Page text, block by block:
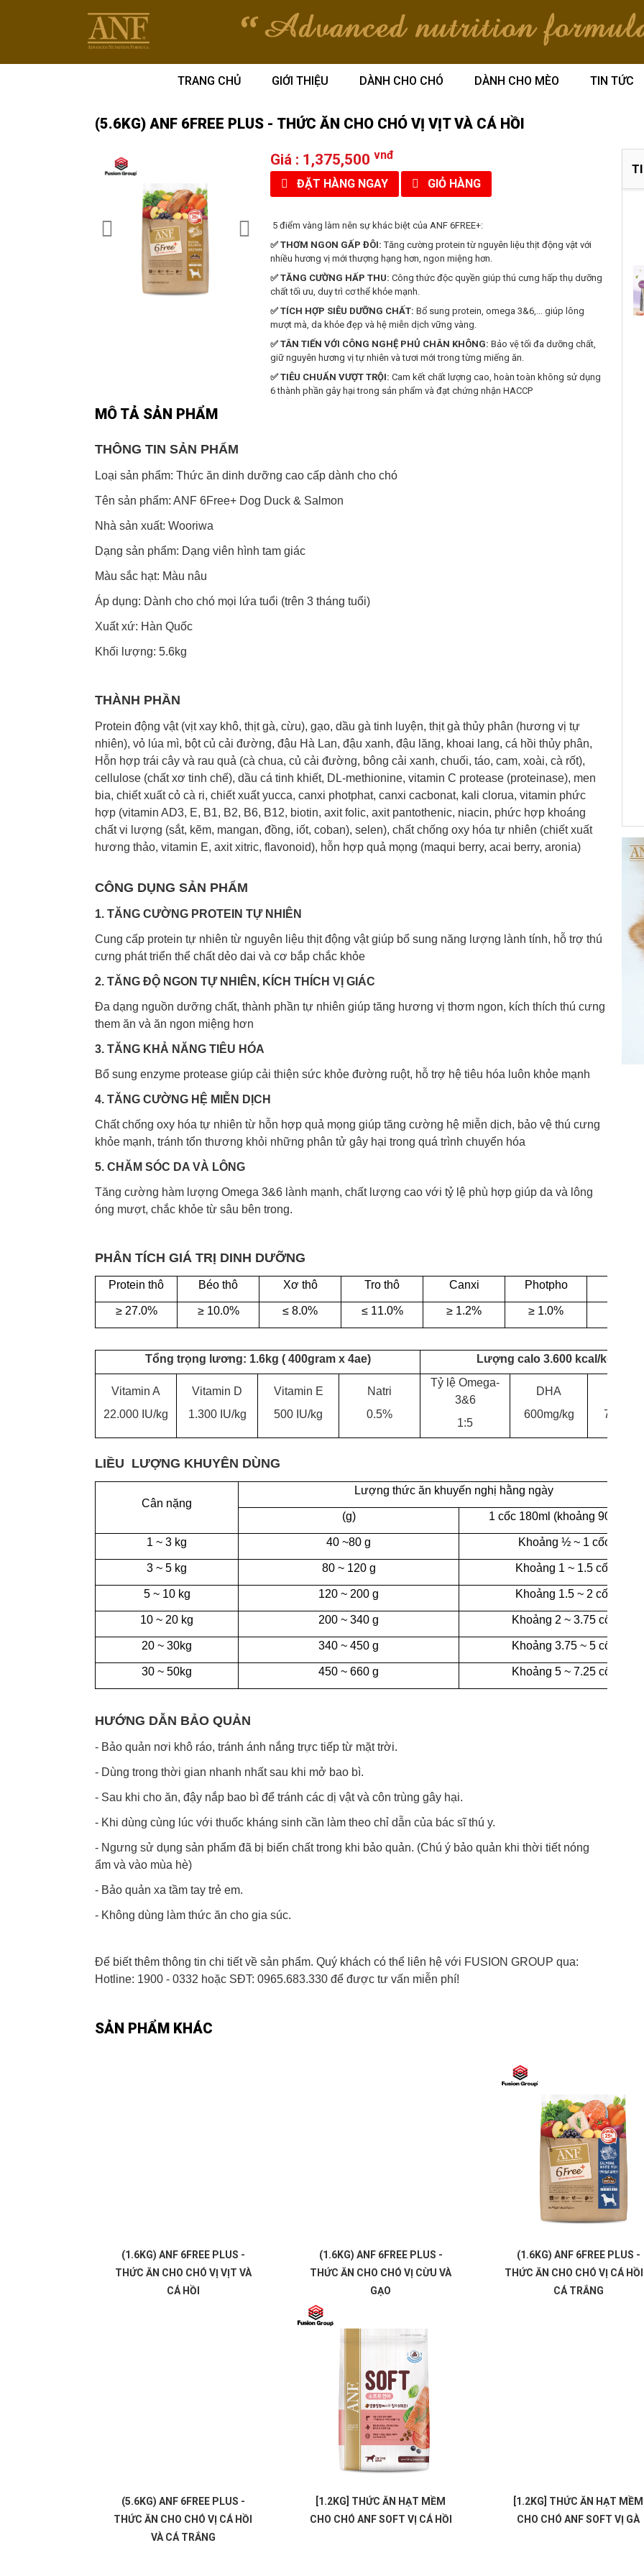
TRANG CHỦ GIỚI THIỆU DÀNH CHO CHÓ DÀNH CHO MÈO TIN TỨC
(5.6KG) ANF 6FREE PLUS - THỨC ĂN CHO CHÓ VỊ VỊT VÀ CÁ HỒI
Giá : 1,375,500 vnđ
ĐẶT HÀNG NGAY GIỎ HÀNG
5 điểm vàng làm nên sự khác biệt của ANF 6FREE+:
✅ THƠM NGON GẤP ĐÔI:Tăng cường protein từ nguyên liệu thịt động vật với
nhiều hương vị mới thượng hạng hơn, ngon miệng hơn.
✅ TĂNG CƯỜNG HẤP THU:Công thức độc quyền giúp thú cưng hấp thụ dưỡng
chất tối ưu, duy trì cơ thể khỏe mạnh.
✅ TÍCH HỢP SIÊU DƯỠNG CHẤT:Bổ sung protein, omega 3&6,... giúp lông
mượt mà, da khỏe đẹp và hệ miễn dịch vững vàng.
✅ TÂN TIẾN VỚI CÔNG NGHỆ PHỦ CHÂN KHÔNG:Bảo vệ tối đa dưỡng chất,
giữ nguyên hương vị tự nhiên và tươi mới trong từng miếng ăn.
✅ TIÊU CHUẨN VƯỢT TRỘI:Cam kết chất lượng cao, hoàn toàn không sử dụng
6 thành phần gây hại trong sản phẩm và đạt chứng nhận HACCP
MÔ TẢ SẢN PHẨM
THÔNG TIN SẢN PHẨM
Loại sản phẩm: Thức ăn dinh dưỡng cao cấp dành cho chó
Tên sản phẩm: ANF 6Free+ Dog Duck & Salmon
Nhà sản xuất: Wooriwa
Dạng sản phẩm: Dạng viên hình tam giác
Màu sắc hạt: Màu nâu
Áp dụng: Dành cho chó mọi lứa tuổi (trên 3 tháng tuổi)
Xuất xứ: Hàn Quốc
Khối lượng: 5.6kg
THÀNH PHẦN
Protein động vật (vịt xay khô, thịt gà, cừu), gạo, dầu gà tinh luyện, thịt gà thủy phân (hương vị tự
nhiên), vỏ lúa mì, bột củ cải đường, đậu Hà Lan, đậu xanh, đậu lăng, khoai lang, cá hồi thủy phân,
Hỗn hợp trái cây và rau quả (cà chua, củ cải đường, bông cải xanh, chuối, táo, cam, xoài, cà rốt),
cellulose (chất xơ tinh chế), dầu cá tinh khiết, DL-methionine, vitamin C protease (proteinase), men
bia, chiết xuất cỏ cà ri, chiết xuất yucca, canxi photphat, canxi cacbonat, kali clorua, vitamin phức
hợp (vitamin AD3, E, B1, B2, B6, B12, biotin, axit folic, axit pantothenic, niacin, phức hợp khoáng
chất vi lượng (sắt, kẽm, mangan, đồng, iốt, coban), selen), chất chống oxy hóa tự nhiên (chiết xuất
hương thảo, vitamin E, axit xitric, flavonoid), hỗn hợp quả mọng (maqui berry, acai berry, aronia)
CÔNG DỤNG SẢN PHẨM
1. TĂNG CƯỜNG PROTEIN TỰ NHIÊN
Cung cấp protein tự nhiên từ nguyên liệu thịt động vật giúp bổ sung năng lượng lành tính, hỗ trợ thú
cưng phát triển thể chất dẻo dai và cơ bắp chắc khỏe
2. TĂNG ĐỘ NGON TỰ NHIÊN, KÍCH THÍCH VỊ GIÁC
Đa dạng nguồn dưỡng chất, thành phần tự nhiên giúp tăng hương vị thơm ngon, kích thích thú cưng
them ăn và ăn ngon miệng hơn
3. TĂNG KHẢ NĂNG TIÊU HÓA
Bổ sung enzyme protease giúp cải thiện sức khỏe đường ruột, hỗ trợ hệ tiêu hóa luôn khỏe mạnh
4. TĂNG CƯỜNG HỆ MIỄN DỊCH
Chất chống oxy hóa tự nhiên từ hỗn hợp quả mọng giúp tăng cường hệ miễn dịch, bảo vệ thú cưng
khỏe mạnh, tránh tổn thương khỏi những phân tử gây hại trong quá trình chuyển hóa
5. CHĂM SÓC DA VÀ LÔNG
Tăng cường hàm lượng Omega 3&6 lành mạnh, chất lượng cao với tỷ lệ phù hợp giúp da và lông
óng mượt, chắc khỏe từ sâu bên trong.
PHÂN TÍCH GIÁ TRỊ DINH DƯỠNG
Protein thô Béo thô Xơ thô Tro thô Canxi Photpho
≥27.0% ≥10.0% ≤ 8.0% ≤ 11.0% ≥ 1.2% ≥ 1.0%
Tổng trọng lương: 1.6kg ( 400gram x 4ae) Lượng calo 3.600 kcal/kg
Vitamin A
22.000 IU/kg
Vitamin D
1.300 IU/kg
Vitamin E
500 IU/kg
Natri
0.5%
Tỷ lệ Omega-
3&6
1:5
DHA
600mg/kg
700mg/
LIỀU LƯỢNG KHUYÊN DÙNG
Cân nặng
Lượng thức ăn khuyến nghị hằng ngày
(g) 1 cốc 180ml (khoảng 90gram)
1 ~ 3 kg 40 ~80 g Khoảng ½ ~ 1 cốc
3 ~ 5 kg 80 ~ 120 g Khoảng 1 ~ 1.5 cốc
5 ~ 10 kg 120 ~ 200 g Khoảng 1.5 ~ 2 cốc
10 ~ 20 kg 200 ~ 340 g Khoảng 2 ~ 3.75 cốc
20 ~ 30kg 340 ~ 450 g Khoảng 3.75 ~ 5 cốc
30 ~ 50kg 450 ~ 660 g Khoảng 5 ~ 7.25 cốc
HƯỚNG DẪN BẢO QUẢN
- Bảo quản nơi khô ráo, tránh ánh nắng trực tiếp từ mặt trời.
- Dùng trong thời gian nhanh nhất sau khi mở bao bì.
- Sau khi cho ăn, đậy nắp bao bì để tránh các dị vật và côn trùng gây hại.
- Khi dùng cùng lúc với thuốc kháng sinh cần làm theo chỉ dẫn của bác sĩ thú y.
- Ngưng sử dụng sản phẩm đã bị biến chất trong khi bảo quản. (Chú ý bảo quản khi thời tiết nóng
ẩm và vào mùa hè)
- Bảo quản xa tầm tay trẻ em.
- Không dùng làm thức ăn cho gia súc.
Để biết thêm thông tin chi tiết về sản phẩm. Quý khách có thể liên hệ với FUSION GROUP qua:
Hotline: 1900 - 0332 hoặc SĐT: 0965.683.330 để được tư vấn miễn phí!
SẢN PHẨM KHÁC
(1.6KG) ANF 6FREE PLUS -
THỨC ĂN CHO CHÓ VỊ VỊT VÀ
CÁ HỒI
(1.6KG) ANF 6FREE PLUS -
THỨC ĂN CHO CHÓ VỊ CỪU VÀ
GẠO
(1.6KG) ANF 6FREE PLUS -
THỨC ĂN CHO CHÓ VỊ CÁ
CÁ TRẮNG
(5.6KG) ANF 6FREE PLUS -
THỨC ĂN CHO CHÓ VỊ CÁ HỒI
VÀ CÁ TRẮNG
[1.2KG] THỨC ĂN HẠT MỀM
CHO CHÓ ANF SOFT VỊ CÁ HỒI
[1.2KG] THỨC ĂN HẠT MỀM
CHO CHÓ ANF SOFT VỊ GÀ